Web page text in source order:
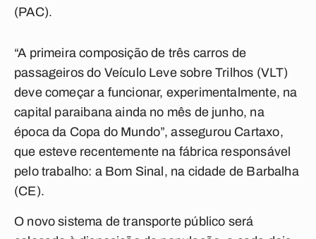
(PAC).
“A primeira composição de três carros de
passageiros do Veículo Leve sobre Trilhos (VLT)
deve começar a funcionar, experimentalmente, na
capital paraibana ainda no mês de junho, na
época da Copa do Mundo”, assegurou Cartaxo,
que esteve recentemente na fábrica responsável
pelo trabalho: a Bom Sinal, na cidade de Barbalha
(CE).
O novo sistema de transporte público será